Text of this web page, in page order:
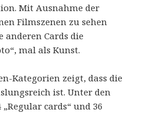
Mit Ausnahme der
Filmszenen zu sehen
anderen Cards die
mal als Kunst.
Kategorien zeigt, dass die
ist. Unter den
cards“ und 36